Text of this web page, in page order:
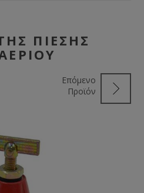
ΠΊΕΣΗΣ
Επόμενο
Προϊόν